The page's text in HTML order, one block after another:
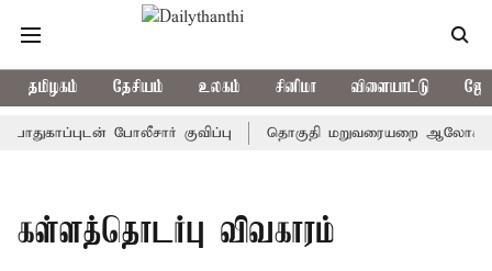
தமிழகம் தேசியம் உலகம் சினிமா விளையாட்டு
போலீசார் குவிப்பு தொகுதி மறுவரையறை
கள்ளத்தொடர்பு விவகாரம்